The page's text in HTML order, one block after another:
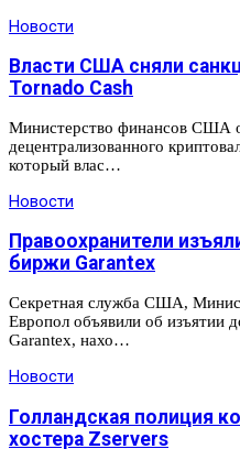
Новости
Власти США сняли
Tornado Cash
Министерство финансов США
децентрализованного
который влас…
Новости
Правоохранители
биржи Garantex
Секретная служба США,
Европол объявили об изъятии
Garantex, нахо…
Новости
Голландская полиция
хостера Zservers